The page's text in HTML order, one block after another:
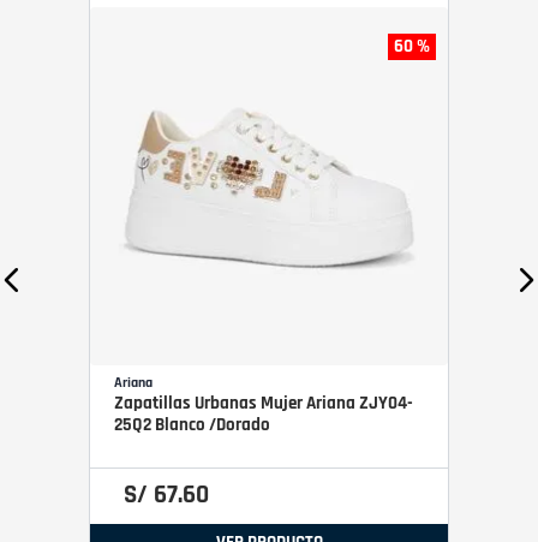
60 %
Ariana
Zapatillas Urbanas Mujer Ariana ZJY04-
25Q2 Blanco /Dorado
S/ 67.60